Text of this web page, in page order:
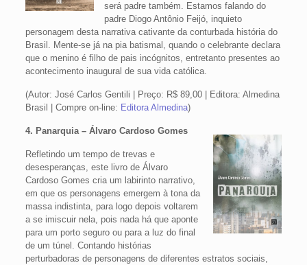
será padre também. Estamos falando do
padre Diogo Antônio Feijó, inquieto
personagem desta narrativa cativante da conturbada história do
Brasil. Mente-se já na pia batismal, quando o celebrante declara
que o menino é filho de pais incógnitos, entretanto presentes ao
acontecimento inaugural de sua vida católica.
(Autor: José Carlos Gentili | Preço: R$ 89,00 | Editora: Almedina
Brasil | Compre on-line: Editora Almedina)
4. Panarquia – Álvaro Cardoso Gomes
Refletindo um tempo de trevas e
desesperanças, este livro de Álvaro
Cardoso Gomes cria um labirinto narrativo,
em que os personagens emergem à tona da
massa indistinta, para logo depois voltarem
a se imiscuir nela, pois nada há que aponte
para um porto seguro ou para a luz do final
de um túnel. Contando histórias
perturbadoras de personagens de diferentes estratos sociais,